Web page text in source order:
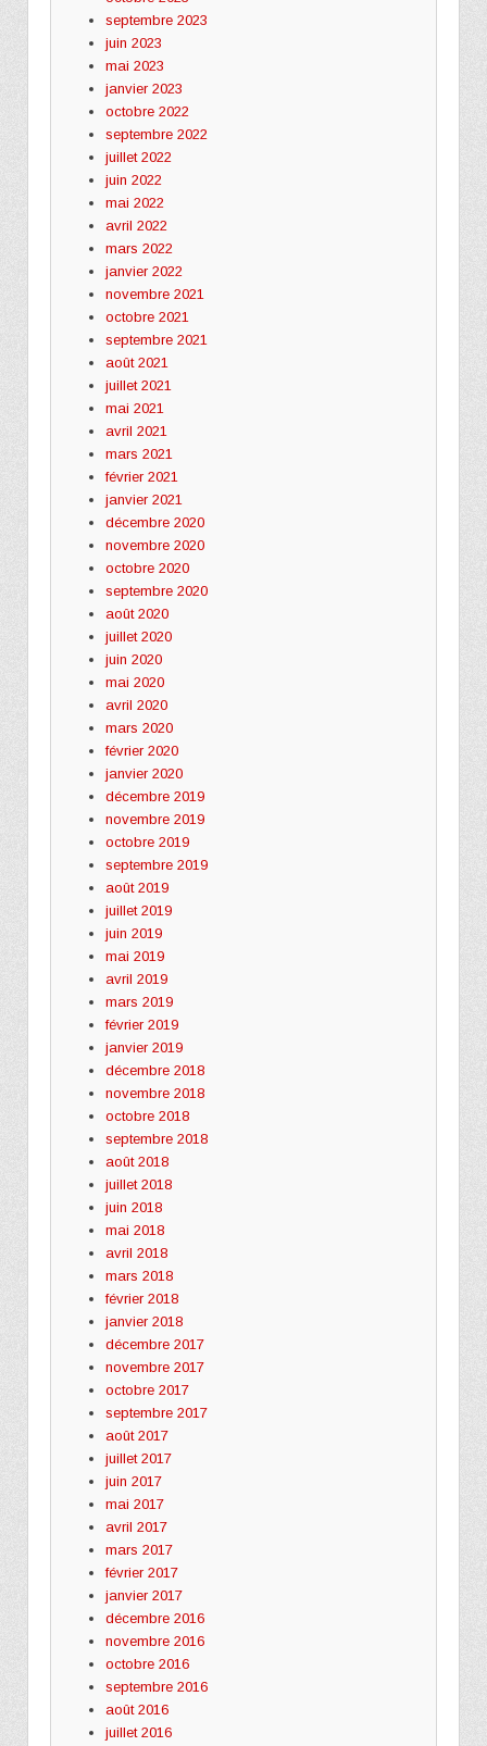
septembre 2023
juin 2023
mai 2023
janvier 2023
octobre 2022
septembre 2022
juillet 2022
juin 2022
mai 2022
avril 2022
mars 2022
janvier 2022
novembre 2021
octobre 2021
septembre 2021
août 2021
juillet 2021
mai 2021
avril 2021
mars 2021
février 2021
janvier 2021
décembre 2020
novembre 2020
octobre 2020
septembre 2020
août 2020
juillet 2020
juin 2020
mai 2020
avril 2020
mars 2020
février 2020
janvier 2020
décembre 2019
novembre 2019
octobre 2019
septembre 2019
août 2019
juillet 2019
juin 2019
mai 2019
avril 2019
mars 2019
février 2019
janvier 2019
décembre 2018
novembre 2018
octobre 2018
septembre 2018
août 2018
juillet 2018
juin 2018
mai 2018
avril 2018
mars 2018
février 2018
janvier 2018
décembre 2017
novembre 2017
octobre 2017
septembre 2017
août 2017
juillet 2017
juin 2017
mai 2017
avril 2017
mars 2017
février 2017
janvier 2017
décembre 2016
novembre 2016
octobre 2016
septembre 2016
août 2016
juillet 2016